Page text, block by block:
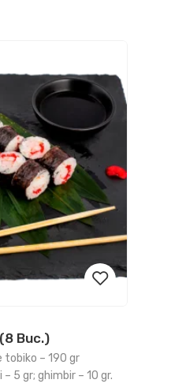
to
Buc.)
tobiko – 190 gr
5 gr; ghimbir – 10 gr.